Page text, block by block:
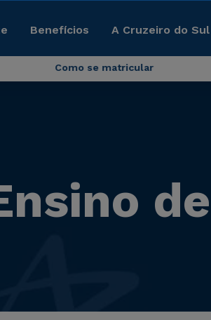
Benefícios A Cruzeiro do
Como se matricular